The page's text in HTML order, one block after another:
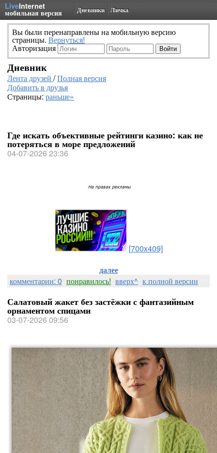
LiveInternet
мобильная версия Дневники Личка
Вы были перенаправлены на мобильную версию
страницы. Вернуться!
Авторизация
Дневник
Лента друзей /Полная версия
Добавить в друзья
Страницы: раньше»
Где искать объективные рейтинги казино: как не
потеряться в море предложений
04-07-2026 23:36
[700x409]
далее
комментарии: 0 понравилось! вверх^ к полной версии
Салатовый жакет без застёжки с фантазийным
орнаментом спицами
03-07-2026 09:56